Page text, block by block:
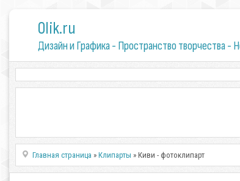
0lik.ru
Дизайн и Графика - Пространство творчества -
Главная страница »Клипарты » Киви - фотоклипарт